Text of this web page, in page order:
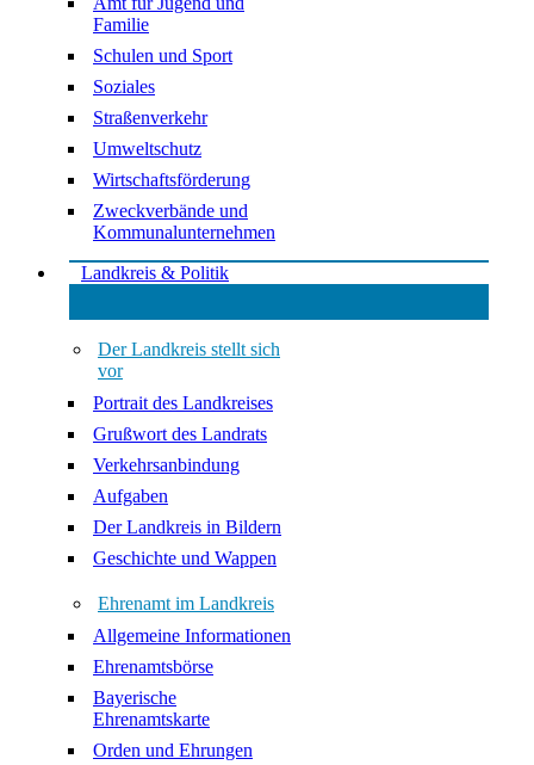
Familie
Schulen und Sport
Soziales
Straßenverkehr
Umweltschutz
Wirtschaftsförderung
Zweckverbände und
Kommunalunternehmen
Landkreis & Politik
Der Landkreis stellt sich
vor
Portrait des Landkreises
Grußwort des Landrats
Verkehrsanbindung
Aufgaben
Der Landkreis in Bildern
Geschichte und Wappen
Ehrenamt im Landkreis
Allgemeine Informationen
Ehrenamtsbörse
Bayerische
Ehrenamtskarte
Orden und Ehrungen